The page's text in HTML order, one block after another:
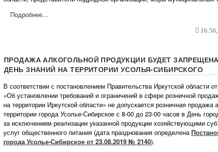
Подробнее...
16:56,
ПРОДАЖА АЛКОГОЛЬНОЙ ПРОДУКЦИИ БУДЕТ
ДЕНЬ ЗНАНИЙ НА ТЕРРИТОРИИ УСОЛЬЯ-СИБИРСКОГО
В соответствии с постановлением Правительства Иркутской области
«Об установлении требований и ограничений в сфере розничной
на территории Иркутской области» не допускается розничная продажа
территории города Усолье-Сибирское с 8-00 до 23-00 часов в День
за исключением реализации указанной продукции хозяйствующими
услуг общественного питания (дата празднования определена
города Усолье-Сибирское от 23.08.2019 № 2140).